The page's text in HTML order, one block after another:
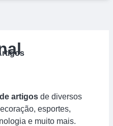
artigos de diversos
esportes,
e muito mais.